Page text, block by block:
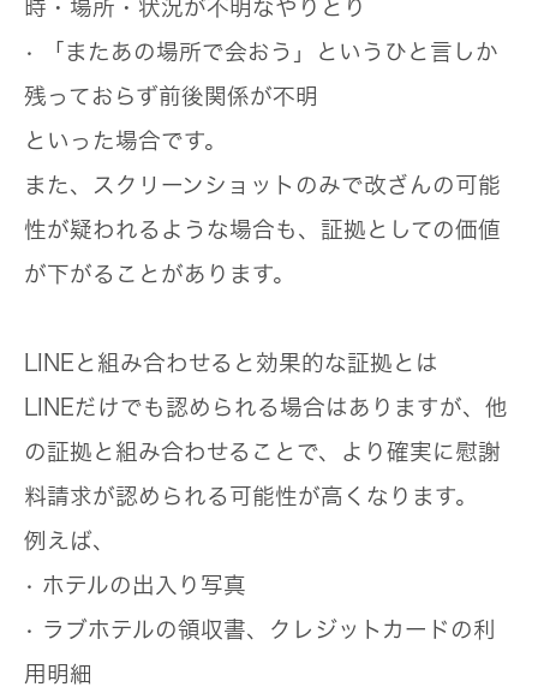
時・場所・状況が不明なやりとり
• 「またあの場所で会おう」というひと言しか
残っておらず前後関係が不明
といった場合です。
また、スクリーンショットのみで改ざんの可能
性が疑われるような場合も、証拠としての価値
が下がることがあります。
LINEと組み合わせると効果的な証拠とは
LINEだけでも認められる場合はありますが、他
の証拠と組み合わせることで、より確実に慰謝
料請求が認められる可能性が高くなります。
例えば、
• ホテルの出入り写真
• ラブホテルの領収書、クレジットカードの利
用明細